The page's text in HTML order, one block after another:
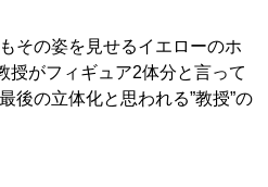
その姿を見せるイエローのホ
授がフィギュア2体分と言って
後の立体化と思われる”教授”の